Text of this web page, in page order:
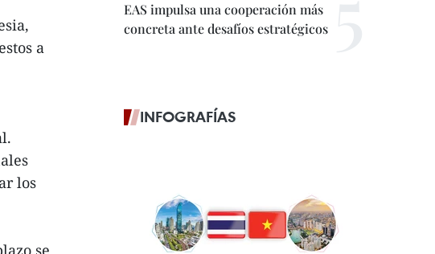
a
los
se
EAS impulsa una cooperación más
concreta ante desafíos estratégicos
INFOGRAFÍAS